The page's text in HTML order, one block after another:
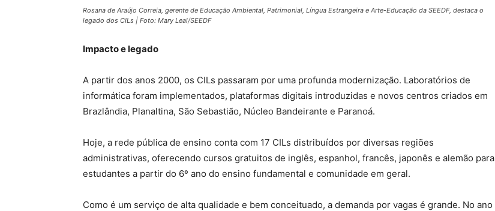
Rosana de Araújo Correia, gerente de Educação Ambiental, Patrimonial, Língua Estrangeira e Arte-Educação da SEEDF, destaca o
legado dos CILs | Foto: Mary Leal/SEEDF
Impacto e legado
A partir dos anos 2000, os CILs passaram por uma profunda modernização. Laboratórios de
informática foram implementados, plataformas digitais introduzidas e novos centros criados em
Brazlândia, Planaltina, São Sebastião, Núcleo Bandeirante e Paranoá.
Hoje, a rede pública de ensino conta com 17 CILs distribuídos por diversas regiões
administrativas, oferecendo cursos gratuitos de inglês, espanhol, francês, japonês e alemão para
estudantes a partir do 6º ano do ensino fundamental e comunidade em geral.
Como é um serviço de alta qualidade e bem conceituado, a demanda por vagas é grande. No ano